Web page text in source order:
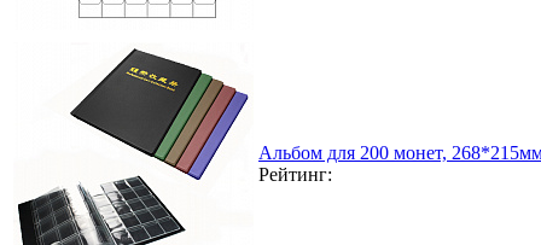
Альбом для 200 монет,
Рейтинг: